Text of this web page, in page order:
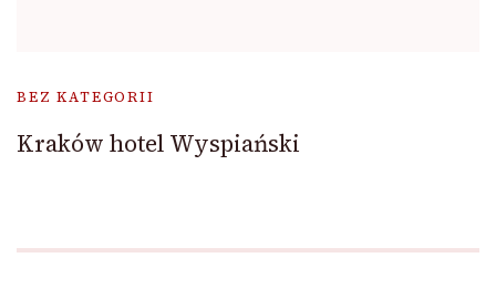
BEZ KATEGORII
Kraków hotel Wyspiański